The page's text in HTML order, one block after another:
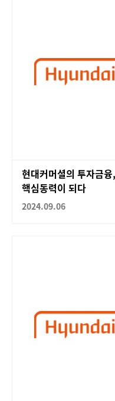
현대커머셜의 투자금
핵심동력이 되다
2024.09.06